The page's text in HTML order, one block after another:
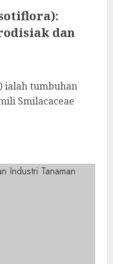
dan
ialah tumbuhan
Smilacaceae